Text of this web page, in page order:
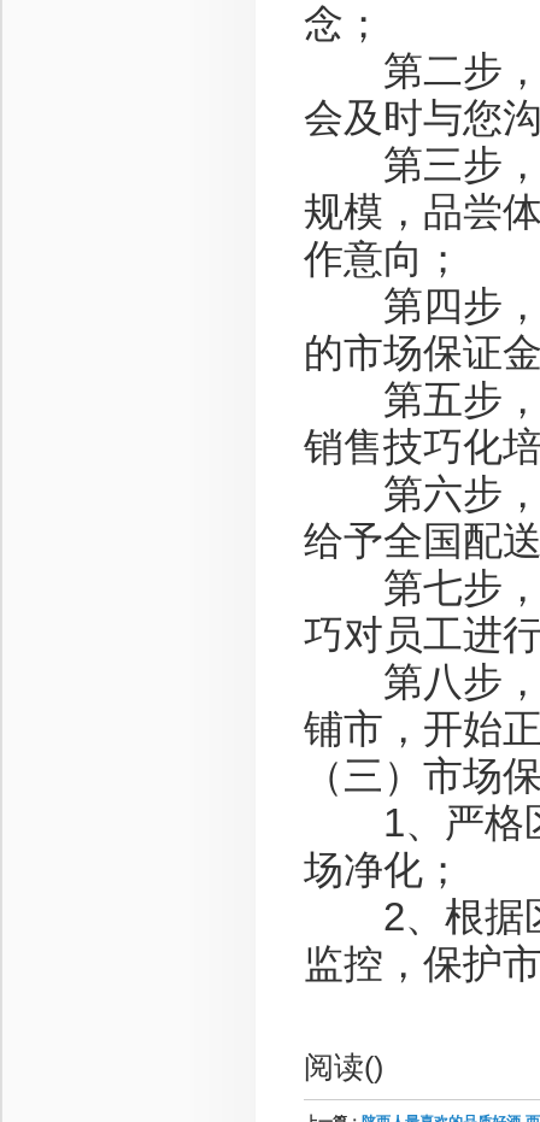
念；
第二步，
会及时与您
第三步，
规模，品尝
作意向；
第四步，
的市场保证
第五步，
销售技巧化
第六步，
给予全国配
第七步，
巧对员工进
第八步，
铺市，开始
（三）市场
1、严格区
场净化；
2、根据区
监控，保护
阅读()